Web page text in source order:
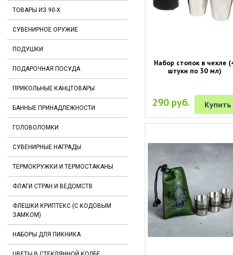
ТОВАРЫ ИЗ 90-Х
СУВЕНИРНОЕ ОРУЖИЕ
ПОДУШКИ
ПОДАРОЧНАЯ ПОСУДА
ПРИКОЛЬНЫЕ КАНЦТОВАРЫ
БАННЫЕ ПРИНАДЛЕЖНОСТИ
ГОЛОВОЛОМКИ
СУВЕНИРНЫЕ НАГРАДЫ
ТЕРМОКРУЖКИ И ТЕРМОСТАКАНЫ
ФЛАГИ СТРАН И ВЕДОМСТВ
ФЛЕШКИ КРИПТЕКС (С КОДОВЫМ
ЗАМКОМ)
НАБОРЫ ДЛЯ ПИКНИКА
Набор стопок в чехле
штуки по 30 мл)
290 руб. Купить